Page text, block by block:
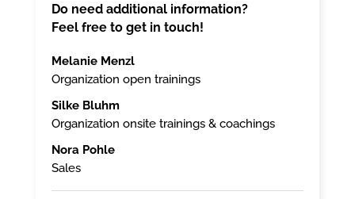
Do need additional information?
Feel free to get in touch!
Melanie Menzl
Organization open trainings
Silke Bluhm
Organization onsite trainings & coachings
Nora Pohle
Sales